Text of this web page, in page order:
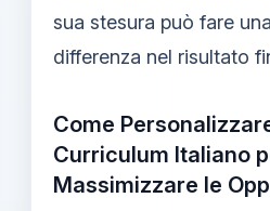
sua stesura può fare
differenza nel risultato
Come
Curriculum Italiano
Massimizzare le